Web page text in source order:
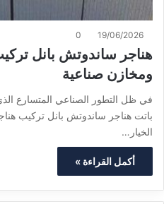
19/06/2026
0
هناجر ساندوتش بانل
ومخازن صناعية
في ظل التطور الصناعي المتسارع
باتت هناجر ساندوتش بانل تركيب
الخيار…
أكمل القراءة »